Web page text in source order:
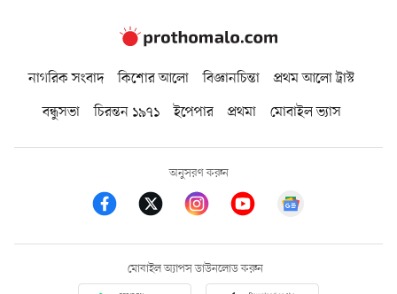
নাগরিক সংবাদ কিশোর আলো বিজ্ঞানচিন্তা
প্রথম আলো ট্রাস্ট
বন্ধুসভা
চিরন্তন ১৯৭১ ইপেপার প্রথমা মোবাইল ভ্যাস
অনুসরণ করুন
মোবাইল অ্যাপস ডাউনলোড করুন